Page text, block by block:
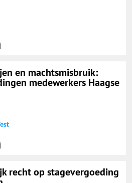
en machtsmisbruik:
medewerkers Haagse
recht op stagevergoeding